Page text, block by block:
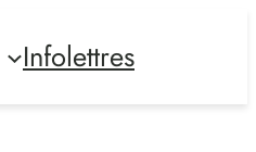
Infolettres